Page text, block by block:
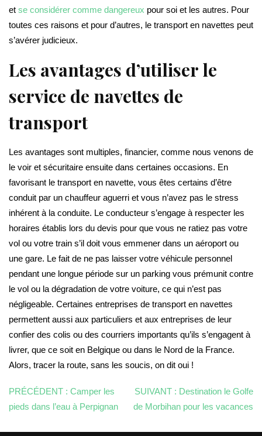
et se considérer comme dangereux pour soi et les autres. Pour
toutes ces raisons et pour d’autres, le transport en navettes peut
s’avérer judicieux.
Les avantages d’utiliser le
service de navettes de
transport
Les avantages sont multiples, financier, comme nous venons de
le voir et sécuritaire ensuite dans certaines occasions. En
favorisant le transport en navette, vous êtes certains d’être
conduit par un chauffeur aguerri et vous n’avez pas le stress
inhérent à la conduite. Le conducteur s’engage à respecter les
horaires établis lors du devis pour que vous ne ratiez pas votre
vol ou votre train s’il doit vous emmener dans un aéroport ou
une gare. Le fait de ne pas laisser votre véhicule personnel
pendant une longue période sur un parking vous prémunit contre
le vol ou la dégradation de votre voiture, ce qui n’est pas
négligeable. Certaines entreprises de transport en navettes
permettent aussi aux particuliers et aux entreprises de leur
confier des colis ou des courriers importants qu’ils s’engagent à
livrer, que ce soit en Belgique ou dans le Nord de la France.
Alors, tracer la route, sans les soucis, on dit oui !
PRÉCÉDENT : Camper les
pieds dans l’eau à Perpignan
SUIVANT : Destination le Golfe
de Morbihan pour les vacances